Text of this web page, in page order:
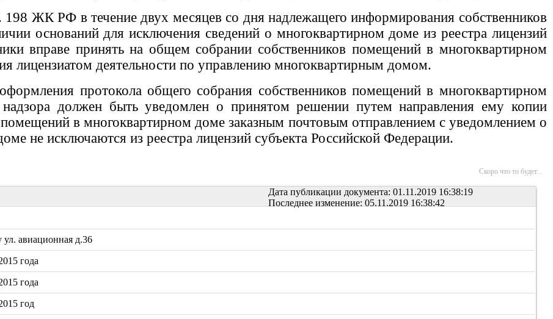
198 ЖК РФ в течение двух месяцев со дня надлежащего информирования собственников
оснований для исключения сведений о многоквартирном доме из реестра лицензий
вправе принять на общем собрании собственников помещений в многоквартирном
лицензиатом деятельности по управлению многоквартирным домом.
протокола общего собрания собственников помещений в многоквартирном
должен быть уведомлен о принятом решении путем направления ему копии
в многоквартирном доме заказным почтовым отправлением с уведомлением о
не исключаются из реестра лицензий субъекта Российской Федерации.
Скоро что то будет...
Дата публикации документа: 01.11.2019 16:38:19
Последнее изменение: 05.11.2019 16:38:42
авиационная д.36
года
года
год